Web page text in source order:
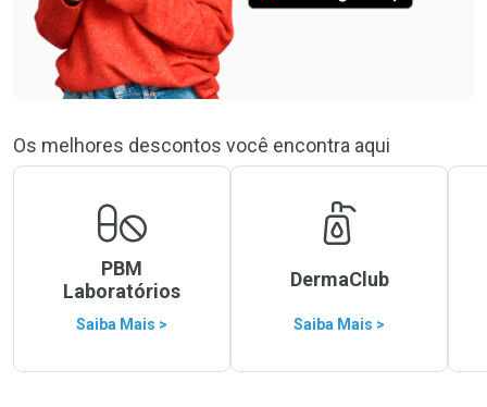
Os melhores descontos você encontra aqui
PBM
Laboratórios
Saiba Mais >
DermaClub
Saiba Mais >